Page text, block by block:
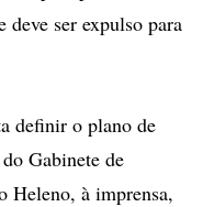
ser expulso para
definir o plano de
Gabinete de
Heleno, à imprensa,